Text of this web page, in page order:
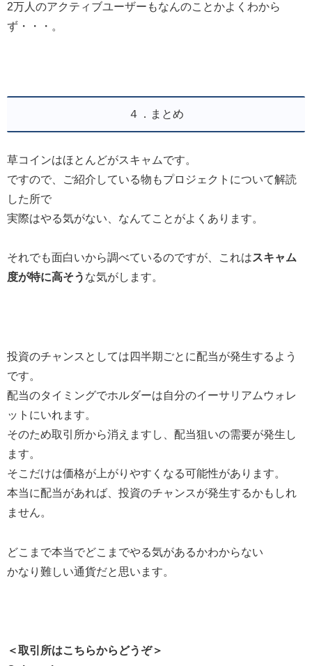
2万人のアクティブユーザーもなんのことかよくわから
ず・・・。
４．まとめ
草コインはほとんどがスキャムです。
ですので、ご紹介している物もプロジェクトについて解読
した所で
実際はやる気がない、なんてことがよくあります。
それでも面白いから調べているのですが、これはスキャム
度が特に高そう な気がします。
投資のチャンスとしては四半期ごとに配当が発生するよう
です。
配当のタイミングでホルダーは自分のイーサリアムウォレ
ットにいれます。
そのため取引所から消えますし、配当狙いの需要が発生し
ます。
そこだけは価格が上がりやすくなる可能性があります。
本当に配当があれば、投資のチャンスが発生するかもしれ
ません。
どこまで本当でどこまでやる気があるかわからない
かなり難しい通貨だと思います。
＜取引所はこちらからどうぞ＞